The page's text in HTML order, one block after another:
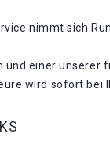
nimmt sich
und einer unserer
wird sofort bei